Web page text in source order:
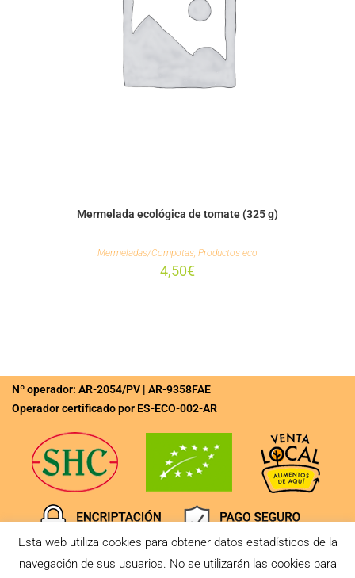
Mermelada ecológica de tomate (325 g)
Mermeladas/Compotas, Productos eco
4,50€
Nº operador: AR-2054/PV | AR-9358FAE
Operador certificado por ES-ECO-002-AR
Esta web utiliza cookies para obtener datos estadísticos de la
navegación de sus usuarios. No se utilizarán las cookies para